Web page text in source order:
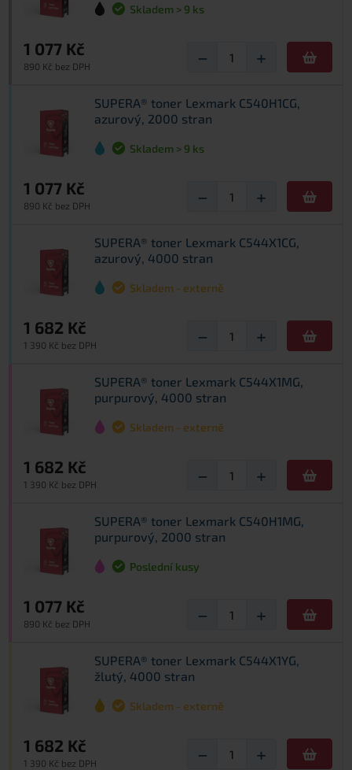
Skladem > 9 ks
1 077 Kč
890 Kč bez DPH − +
SUPERA® toner Lexmark C540H1CG,
azurový, 2000 stran
Skladem > 9 ks
1 077 Kč
890 Kč bez DPH − +
SUPERA® toner Lexmark C544X1CG,
azurový, 4000 stran
Skladem - externě
1 682 Kč
1 390 Kč bez DPH − +
SUPERA® toner Lexmark C544X1MG,
purpurový, 4000 stran
Skladem - externě
1 682 Kč
1 390 Kč bez DPH − +
SUPERA® toner Lexmark C540H1MG,
purpurový, 2000 stran
Poslední kusy
1 077 Kč
890 Kč bez DPH − +
SUPERA® toner Lexmark C544X1YG,
žlutý, 4000 stran
Skladem - externě
1 682 Kč
1 390 Kč bez DPH − +